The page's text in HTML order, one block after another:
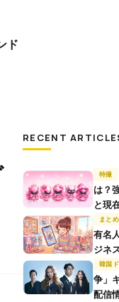
ド
RECENT
特撮
は？
と現
まとめ
有名
ジネ
韓国
争」
配信